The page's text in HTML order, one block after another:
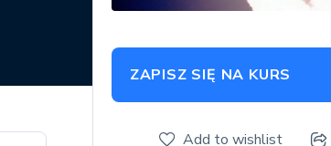
ZAPISZ SIĘ NA KURS
Add to wishlist